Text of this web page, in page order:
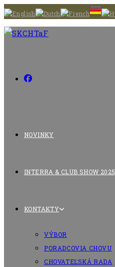
Skip
content
NOVINKY
INTERRA & CLUB SHOW 2025
KONTAKTY
VÝBOR
PORADCOVIA CHOVU
CHOVATEĽSKÁ RADA